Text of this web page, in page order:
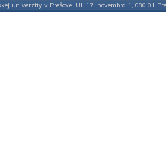
univerzity v Prešove, Ul. 17. novembra 1, 080 01